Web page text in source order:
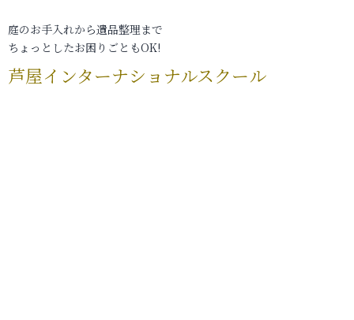
庭のお手入れから遺品整理まで
ちょっとしたお困りごともOK!
芦屋インターナショナルスクール